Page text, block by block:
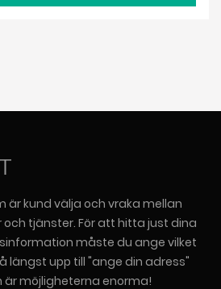
är kund välja och vraka mellan
tjänster. För att hitta just dina
måste du ange vilket
längst upp till "ange din adress"
är möjligheterna enorma!